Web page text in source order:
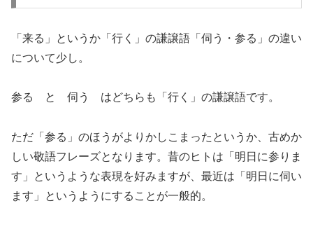
「来る」というか「行く」の謙譲語「伺う・参る」の違い
について少し。
参る と 伺う はどちらも「行く」の謙譲語です。
ただ「参る」のほうがよりかしこまったというか、古めか
しい敬語フレーズとなります。昔のヒトは「明日に参りま
す」というような表現を好みますが、最近は「明日に伺い
ます」というようにすることが一般的。